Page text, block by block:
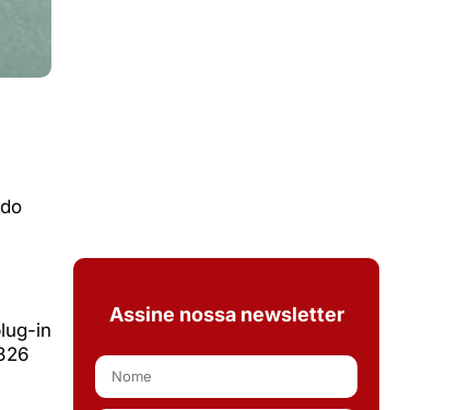
in
Assine nossa newsletter